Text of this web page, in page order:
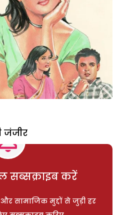
जंजीर
सब्सक्राइब करें
सामाजिक मुद्दों से जुड़ी हर